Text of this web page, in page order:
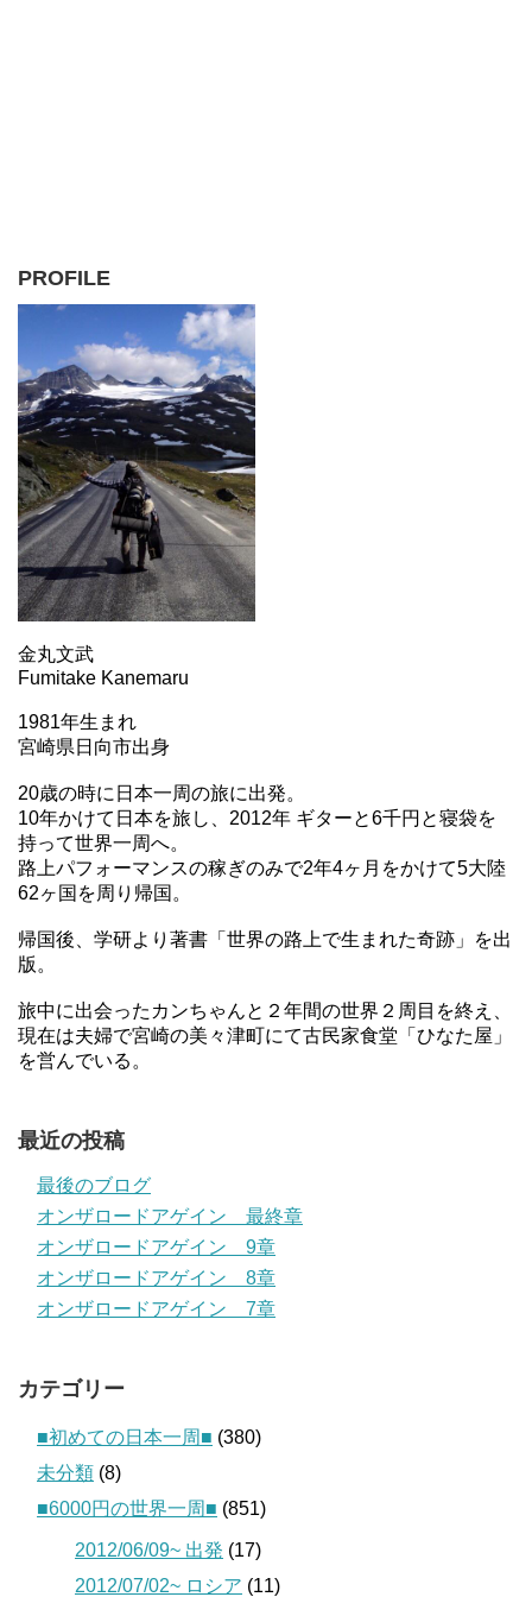
PROFILE
金丸文武
Fumitake Kanemaru
1981年生まれ
宮崎県日向市出身
20歳の時に日本一周の旅に出発。
10年かけて日本を旅し、2012年 ギターと6千円と寝袋を
持って世界一周へ。
路上パフォーマンスの稼ぎのみで2年4ヶ月をかけて5大陸
62ヶ国を周り帰国。
帰国後、学研より著書「世界の路上で生まれた奇跡」を出
版。
旅中に出会ったカンちゃんと２年間の世界２周目を終え、
現在は夫婦で宮崎の美々津町にて古民家食堂「ひなた屋」
を営んでいる。
最近の投稿
最後のブログ
オンザロードアゲイン 最終章
オンザロードアゲイン 9章
オンザロードアゲイン 8章
オンザロードアゲイン 7章
カテゴリー
■初めての日本一周■ (380)
未分類 (8)
■6000円の世界一周■ (851)
2012/06/09~ 出発 (17)
2012/07/02~ ロシア (11)